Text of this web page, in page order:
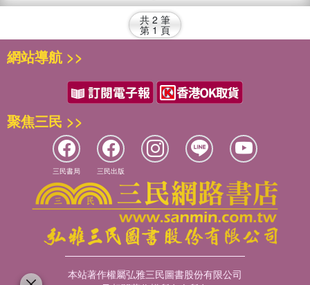
共 2 筆
第 1 頁
網站導航 >>
聚焦三民 >>
三民書局 三民出版
本站著作權屬弘雅三民圖書股份有限公司